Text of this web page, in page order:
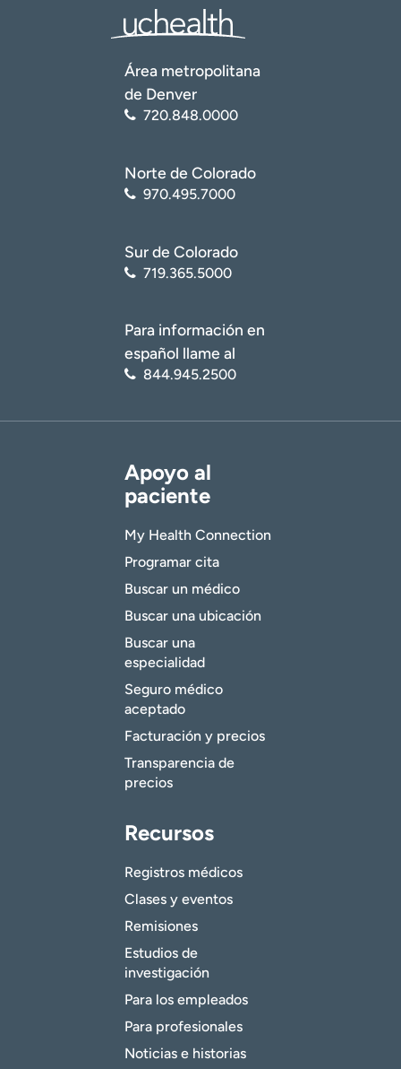
Área metropolitana
de Denver
720.848.0000
Norte de Colorado
970.495.7000
Sur de Colorado
719.365.5000
Para información en
español llame al
844.945.2500
Apoyo al
paciente
My Health Connection
Programar cita
Buscar un médico
Buscar una ubicación
Buscar una
especialidad
Seguro médico
aceptado
Facturación y precios
Transparencia de
precios
Recursos
Registros médicos
Clases y eventos
Remisiones
Estudios de
investigación
Para los empleados
Para profesionales
Noticias e historias